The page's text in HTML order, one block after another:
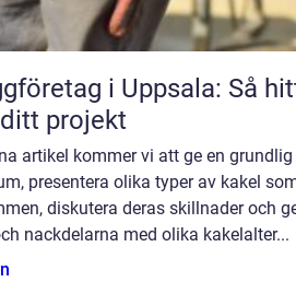
i Uppsala: Så
projekt
artikel kommer vi att ge en
presentera olika typer av kakel
diskutera deras skillnader och
nackdelarna med olika kakelalter...